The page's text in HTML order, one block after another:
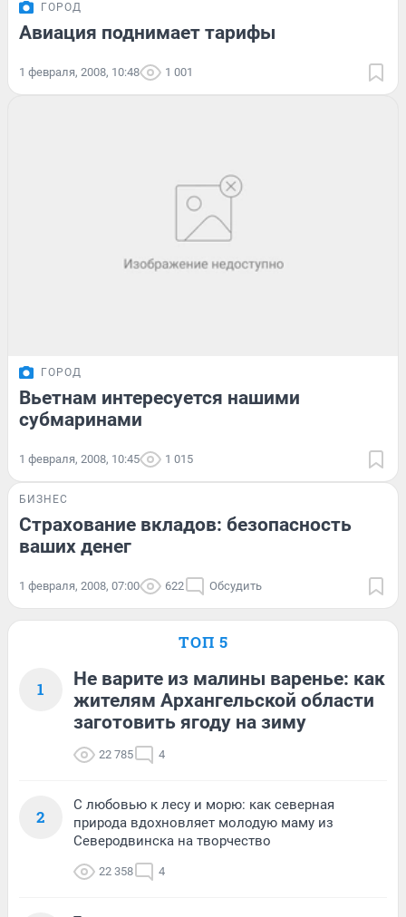
ГОРОД
Авиация поднимает тарифы
1 февраля, 2008, 10:48 1 001
ГОРОД
Вьетнам интересуется нашими
субмаринами
1 февраля, 2008, 10:45 1 015
БИЗНЕС
Страхование вкладов: безопасность
ваших денег
1 февраля, 2008, 07:00 622 Обсудить
ТОП 5
1
Не варите из малины варенье: как
жителям Архангельской области
заготовить ягоду на зиму
22 785 4
2
С любовью к лесу и морю: как северная
природа вдохновляет молодую маму из
Северодвинска на творчество
22 358 4